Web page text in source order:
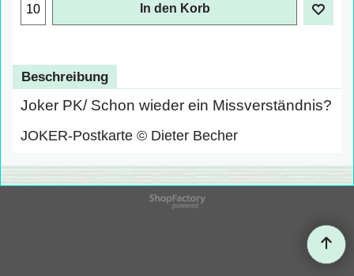
In den Korb
Beschreibung
Joker PK/ Schon wieder ein Missverständnis?
JOKER-Postkarte © Dieter Becher
WebShop erstellt mit
ShopFactory Shop